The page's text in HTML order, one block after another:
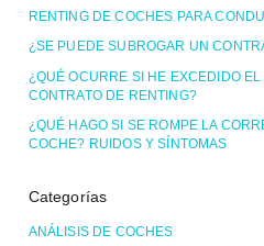
RENTING DE COCHES PARA
¿SE PUEDE SUBROGAR UN
¿QUÉ OCURRE SI HE EXCEDIDO EL
CONTRATO DE RENTING?
¿QUÉ HAGO SI SE ROMPE LA
COCHE? RUIDOS Y SÍNTOMAS
Categorías
ANÁLISIS DE COCHES